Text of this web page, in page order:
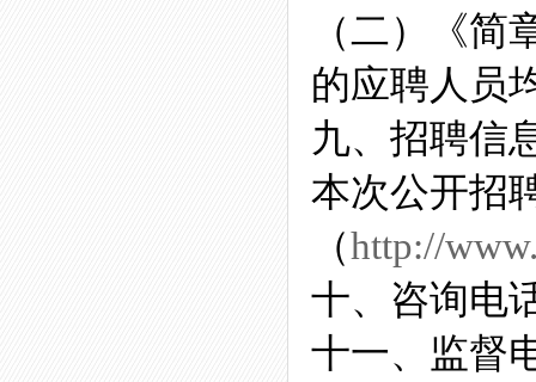
（二）《
的应聘人员
九、招聘信
本次公开招
（http://
十、咨询电
十一、监督